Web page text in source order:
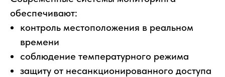
обеспечивают:
контроль местоположения в реальном
времени
соблюдение температурного режима
защиту от несанкционированного доступа